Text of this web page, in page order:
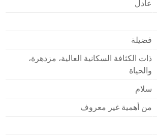
عادل
فضيلة
ذات الكثافة السكانية العالية، مزدهرة،
والحياة
سلام
من أهمية غير معروف